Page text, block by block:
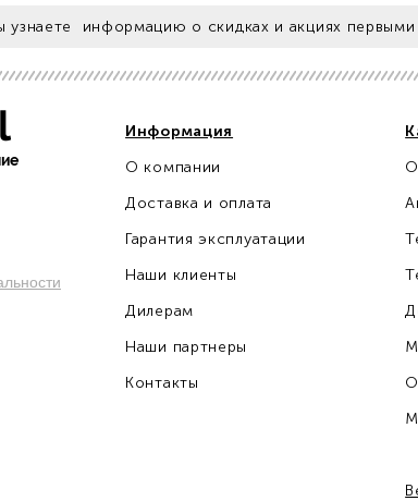
узнаете информацию о скидках и акциях первыми
Информация
О компании
Доставка и оплата
Гарантия эксплуатации
Наши клиенты
Дилерам
Наши партнеры
Контакты